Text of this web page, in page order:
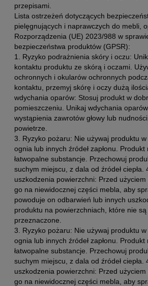
przepisami.
Lista ostrzeżeń dotyczących
pielęgnujących i naprawczych do mebli,
Rozporządzenia (UE) 2023/988 w
bezpieczeństwa produktów (GPSR):
1. Ryzyko podrażnienia skóry i oczu:
kontaktu produktu ze skórą i oczami.
ochronnych i okularów ochronnych
kontaktu, przemyj skórę i oczy dużą
wdychania oparów: Stosuj produkt w
pomieszczeniu. Unikaj wdychania
wystąpienia zawrotów głowy lub
powietrze.
3. Ryzyko pożaru: Nie używaj produktu
ognia lub innych źródeł zapłonu.
łatwopalne substancje. Przechowuj
suchym miejscu, z dala od źródeł ciepła.
uszkodzenia powierzchni: Przed
go na niewidocznej części mebla, aby
powoduje on odbarwień lub innych
produktu na powierzchniach, które nie
przeznaczone.
3. Ryzyko pożaru: Nie używaj produktu
ognia lub innych źródeł zapłonu.
łatwopalne substancje. Przechowuj
suchym miejscu, z dala od źródeł ciepła.
uszkodzenia powierzchni: Przed
go na niewidocznej części mebla, aby